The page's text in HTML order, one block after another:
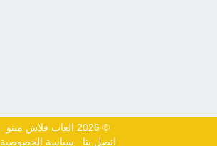
© 2026 العاب فلاش مينو
اتصل بنا
سياسة الخصوصية